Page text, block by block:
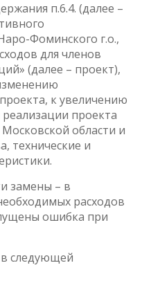
п.6.4. (далее –
Фоминского г.о.,
для членов
(далее – проект),
к увеличению
проекта
области и
технические и
замены – в
расходов
ошибка при
следующей